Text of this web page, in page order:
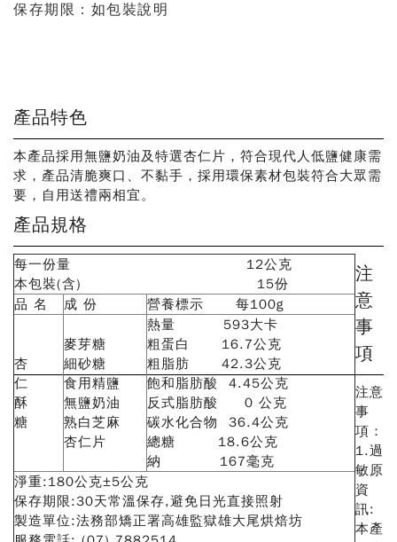
保存期限：如包裝說明
產品特色
本產品採用無鹽奶油及特選杏仁片，符合現代人低鹽健康需
求，產品清脆爽口、不黏手，採用環保素材包裝符合大眾需
要，自用送禮兩相宜。
產品規格
每一份量 12公克
本包裝(含) 15份
品 名
成 份 營養標示 每100g
杏
仁
酥
糖
麥芽糖
細砂糖
食用精鹽
無鹽奶油
熟白芝麻
杏仁片
熱量 593大卡
粗蛋白 16.7公克
粗脂肪 42.3公克
飽和脂肪酸 4.45公克
反式脂肪酸 0 公克
碳水化合物 36.4公克
總糖 18.6公克
納 167毫克
淨重:180公克±5公克
保存期限:30天常溫保存,避免日光直接照射
製造單位:法務部矯正署高雄監獄雄大尾烘焙坊
注
意
事
項
注意
事
項：
1.過
敏原
資
訊:
本產